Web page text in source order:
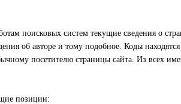
поисковых систем текущие сведения о
об авторе и тому подобное. Коды находятся
посетителю страницы сайта. Из всех
позиции: